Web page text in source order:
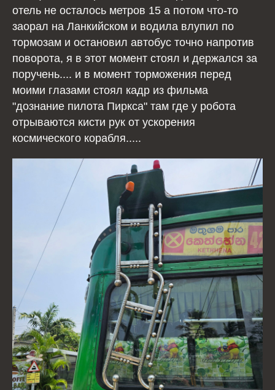
отель не осталось метров 15 а потом что-то
заорал на Ланкийском и водила влупил по
тормозам и остановил автобус точно напротив
поворота, я в этот момент стоял и держался за
поручень.... и в момент торможения перед
моими глазами стоял кадр из фильма
"дознание пилота Пиркса" там где у робота
отрываются кисти рук от ускорения
космического корабля.....